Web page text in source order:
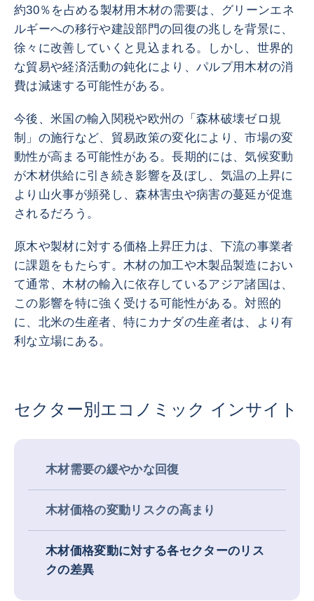
約30％を占める製材用木材の需要は、グリーンエネ
ルギーへの移行や建設部門の回復の兆しを背景に、
徐々に改善していくと見込まれる。しかし、世界的
な貿易や経済活動の鈍化により、パルプ用木材の消
費は減速する可能性がある。
今後、米国の輸入関税や欧州の「森林破壊ゼロ規
制」の施行など、貿易政策の変化により、市場の変
動性が高まる可能性がある。長期的には、気候変動
が木材供給に引き続き影響を及ぼし、気温の上昇に
より山火事が頻発し、森林害虫や病害の蔓延が促進
されるだろう。
原木や製材に対する価格上昇圧力は、下流の事業者
に課題をもたらす。木材の加工や木製品製造におい
て通常、木材の輸入に依存しているアジア諸国は、
この影響を特に強く受ける可能性がある。対照的
に、北米の生産者、特にカナダの生産者は、より有
利な立場にある。
セクター別エコノミック インサイト
木材需要の緩やかな回復
木材価格の変動リスクの高まり
木材価格変動に対する各セクターのリス
クの差異